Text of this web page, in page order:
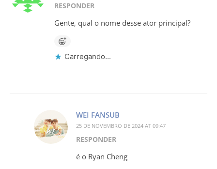
RESPONDER
Gente, qual o nome desse ator principal?
Carregando...
WEI FANSUB
25 DE NOVEMBRO DE 2024 AT 09:47
RESPONDER
é o Ryan Cheng